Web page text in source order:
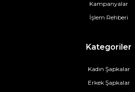
Kampanyalar
İşlem Rehberi
Kategoriler
Kadın Şapkalar
Erkek Şapkalar